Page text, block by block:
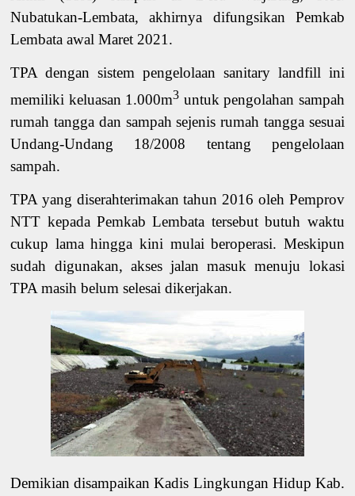
Nubatukan-Lembata, akhirnya difungsikan Pemkab
Lembata awal Maret 2021.
TPA dengan sistem pengelolaan sanitary landfill ini
memiliki keluasan 1.000m3 untuk pengolahan sampah
rumah tangga dan sampah sejenis rumah tangga sesuai
Undang-Undang 18/2008 tentang pengelolaan
sampah.
TPA yang diserahterimakan tahun 2016 oleh Pemprov
NTT kepada Pemkab Lembata tersebut butuh waktu
cukup lama hingga kini mulai beroperasi. Meskipun
sudah digunakan, akses jalan masuk menuju lokasi
TPA masih belum selesai dikerjakan.
Demikian disampaikan Kadis Lingkungan Hidup Kab.